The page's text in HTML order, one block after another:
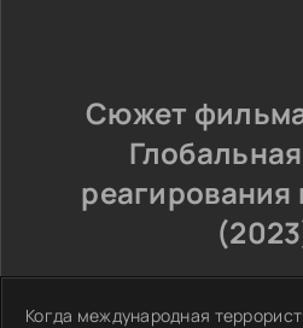
Сюжет
реагирования
Когда международная